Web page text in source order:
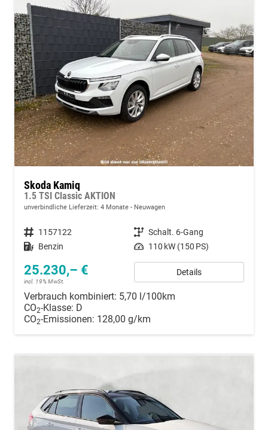
Skoda Kamiq
1.5 TSI Classic AKTION
unverbindliche Lieferzeit: 4 Monate Neuwagen
Fahrzeugnummer 1157122 Getriebe Schalt. 6-Gang
Kraftstoff Benzin Leistung 110 kW (150 PS)
25.230,– €
incl. 19% MwSt.
Details
Verbrauch kombiniert: 5,70 l/100km
CO2-Klasse: D
CO2-Emissionen: 128,00 g/km